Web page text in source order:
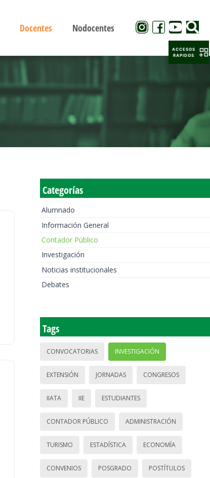
Docentes Nodocentes
Categorías
Alumnado
Información General
Contador Público
Investigación
Noticias institucionales
Debates
Tags
CONVOCATORIAS INVESTIGACIÓN
EXTENSIÓN JORNADAS CONGRESOS
IIATA IIE ESTUDIANTES
CONTADOR PÚBLICO ADMINISTRACIÓN
TURISMO ESTADÍSTICA ECONOMÍA
CONVENIOS POSGRADO POSTÍTULOS
ACCESOS
RAPIDOS